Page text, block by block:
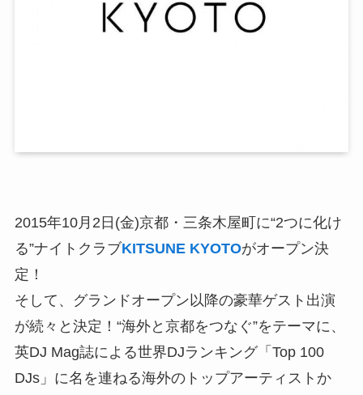
2015年10月2日(金)京都・三条木屋町に“2つに化け
る”ナイトクラブKITSUNE KYOTOがオープン決
定！
そして、グランドオープン以降の豪華ゲスト出演
が続々と決定！“海外と京都をつなぐ”をテーマに、
英DJ Mag誌による世界DJランキング「Top 100
DJs」に名を連ねる海外のトップアーティストか